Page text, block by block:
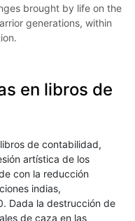
brought by life on the
generations, within
en libros de
de contabilidad,
artística de los
con la reducción
indias,
Dada la destrucción de
de caza en las